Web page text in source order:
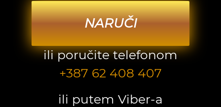
NARUČI
ili poručite telefonom
+387 62 408 407
ili putem Viber-a